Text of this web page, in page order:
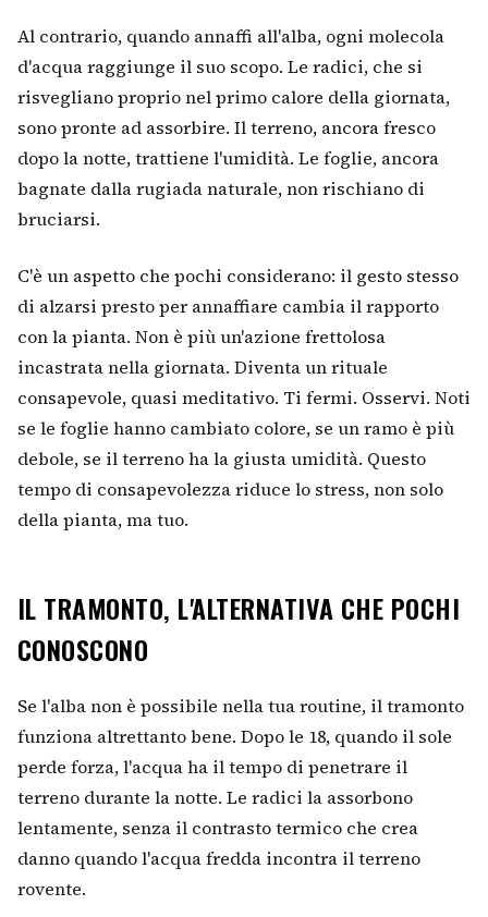
Al contrario, quando annaffi all'alba, ogni molecola
d'acqua raggiunge il suo scopo. Le radici, che si
risvegliano proprio nel primo calore della giornata,
sono pronte ad assorbire. Il terreno, ancora fresco
dopo la notte, trattiene l'umidità. Le foglie, ancora
bagnate dalla rugiada naturale, non rischiano di
bruciarsi.
C'è un aspetto che pochi considerano: il gesto stesso
di alzarsi presto per annaffiare cambia il rapporto
con la pianta. Non è più un'azione frettolosa
incastrata nella giornata. Diventa un rituale
consapevole, quasi meditativo. Ti fermi. Osservi. Noti
se le foglie hanno cambiato colore, se un ramo è più
debole, se il terreno ha la giusta umidità. Questo
tempo di consapevolezza riduce lo stress, non solo
della pianta, ma tuo.
IL TRAMONTO, L'ALTERNATIVA CHE POCHI
CONOSCONO
Se l'alba non è possibile nella tua routine, il tramonto
funziona altrettanto bene. Dopo le 18, quando il sole
perde forza, l'acqua ha il tempo di penetrare il
terreno durante la notte. Le radici la assorbono
lentamente, senza il contrasto termico che crea
danno quando l'acqua fredda incontra il terreno
rovente.